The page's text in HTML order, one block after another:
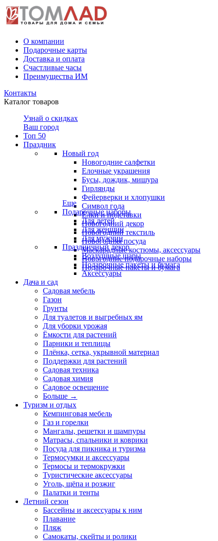
О компании
Подарочные карты
Доставка и оплата
Счастливые часы
Преимущества ИМ
Контакты
Каталог товаров
Узнай о скидках
Ваш город
Топ 50
Праздник
Новый год
Новогодние салфетки
Елочные украшения
Бусы, дождик, мишура
Гирлянды
Фейерверки и хлопушки
Символ года
Ёлки и подставки
Новогодний декор
Новогодний текстиль
Новогодняя посуда
Маскарадные костюмы, аксессуары
Новогодние подарочные наборы
Подарочные пакеты и бумага
Еще
Подарочные наборы
Для детей
Для женщин
Для мужчин
Праздничный декор
Воздушные шары
Подарочные пакеты и бумага
Аксессуары
Дача и сад
Садовая мебель
Газон
Грунты
Для туалетов и выгребных ям
Для уборки урожая
Ёмкости для растений
Парники и теплицы
Плёнка, сетка, укрывной материал
Поддержки для растений
Садовая техника
Садовая химия
Садовое освещение
Больше →
Туризм и отдых
Кемпинговая мебель
Газ и горелки
Мангалы, решетки и шампуры
Матрасы, cпальники и коврики
Посуда для пикника и туризма
Термосумки и аксессуары
Термосы и термокружки
Туристические аксессуары
Уголь, щёпа и розжиг
Палатки и тенты
Летний сезон
Бассейны и аксессуары к ним
Плавание
Пляж
Самокаты, скейты и ролики